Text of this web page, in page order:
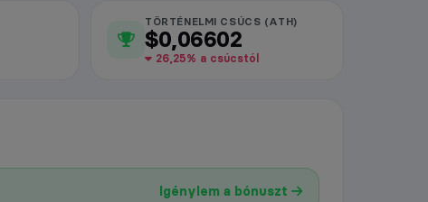
TÖRTÉNELMI CSÚCS (ATH)
$0,06602
26,25% a csúcstól
Igénylem a bónuszt